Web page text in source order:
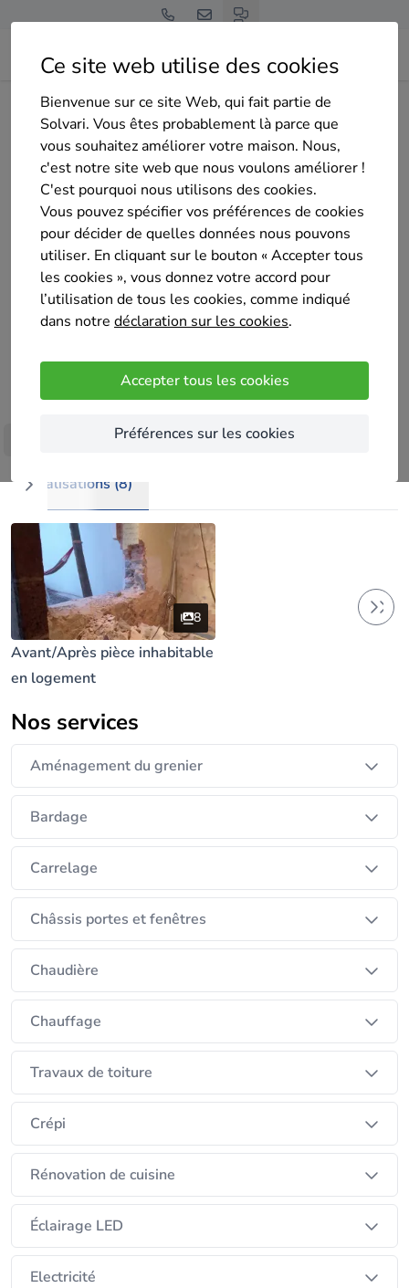
Ce site web utilise des cookies
Bienvenue sur ce site Web, qui fait partie de
Solvari. Vous êtes probablement là parce que
vous souhaitez améliorer votre maison. Nous,
c'est notre site web que nous voulons améliorer !
C'est pourquoi nous utilisons des cookies.
Vous pouvez spécifier vos préférences de cookies
pour décider de quelles données nous pouvons
utiliser. En cliquant sur le bouton « Accepter tous
les cookies », vous donnez votre accord pour
l’utilisation de tous les cookies, comme indiqué
dans notre déclaration sur les cookies.
Accepter tous les cookies
Préférences sur les cookies
Home Isolation de la toiture Namur
Dinant
HTMJ RENOVATION SRL
HTMJ RENOVATION SRL
Pas encore d'évaluation
Dinant
Entreprise générale du bâtiment familiale. Le
traitement des appels, des mails ainsi que les
travaux sont uniquement réalisés en circuit court.
Florent qui est à la tête de l'entreprise peut compter
construction et rénovation.
Réalisations (8)
8
Avant/Après pièce inhabitable
en logement
Nos services
Aménagement du grenier
Bardage
Carrelage
Châssis portes et fenêtres
Chaudière
Chauffage
Travaux de toiture
Crépi
Rénovation de cuisine
Éclairage LED
Electricité